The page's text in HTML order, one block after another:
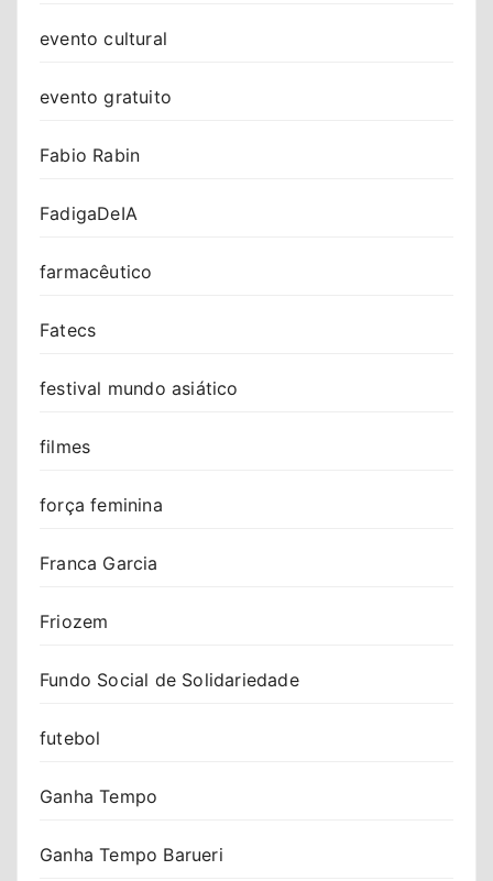
evento cultural
evento gratuito
Fabio Rabin
FadigaDeIA
farmacêutico
Fatecs
festival mundo asiático
filmes
força feminina
Franca Garcia
Friozem
Fundo Social de Solidariedade
futebol
Ganha Tempo
Ganha Tempo Barueri